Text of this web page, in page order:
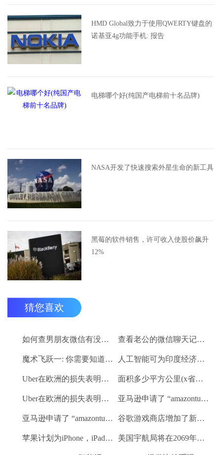
HMD Global致力于使用QWERTY键盘的
诺基亚4g功能手机: 报告
电梯哪个好(纯国产电梯前十名品牌)
NASA开发了快速搜索外星生命的新工具
黑莓的软件销售，许可收入使股价飙升
12%
猜您喜欢
如何查男朋友微信有没删记录（查男友手机微信聊天记录） 查看老公的微信聊天记录怎么查（怎么查老公的微信聊天记录）
魔术飞跃一: 你需要知道的关于增强现实眼镜的一切 人工智能可为印度经济注入9570亿美元：埃森哲
Uber在欧洲的损失表明跨大西洋在技术上存在分歧 面积多少平方公里(x省面积约为多少万平方公里)
Uber在欧洲的损失表明跨大西洋在技术上存在分歧 亚马逊申请了 “amazontube” 商标，可能会推出YouTube竞争对手
亚马逊申请了 “amazontube” 商标，可能会推出YouTube竞争对手 谷歌游戏商店增加了新的应用要求，64位支持强制性2019年
苹果计划为iPhone，iPad和Mac创建集成应用程序 美国宇航局将在2069年前向附近的系外行星发射探测器